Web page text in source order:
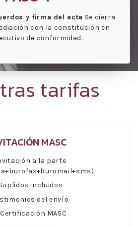
y firma del acta Se cierra
con la constitución en
de conformidad.
tarifas
MASC
a la parte
incluidos
del envío
MASC